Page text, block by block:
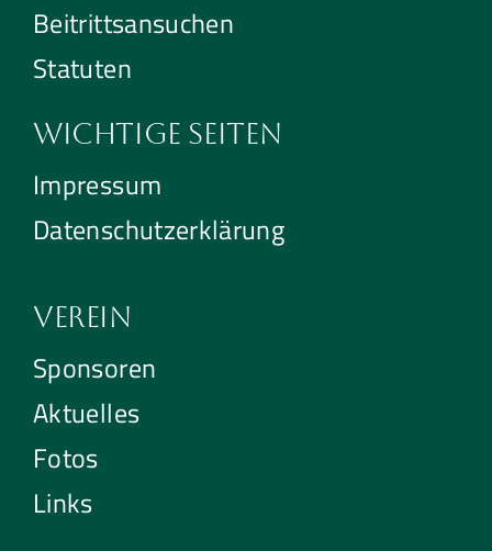
Beitrittsansuchen
Statuten
Wichtige Seiten
Impressum
Datenschutzerklärung
Verein
Sponsoren
Aktuelles
Fotos
Links